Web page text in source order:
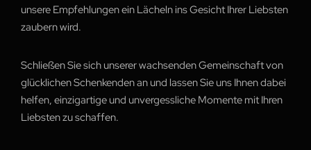
unsere Empfehlungen ein Lächeln ins Gesicht Ihrer Liebsten
zaubern wird.
Schließen Sie sich unserer wachsenden Gemeinschaft von
glücklichen Schenkenden an und lassen Sie uns Ihnen dabei
helfen, einzigartige und unvergessliche Momente mit Ihren
Liebsten zu schaffen.